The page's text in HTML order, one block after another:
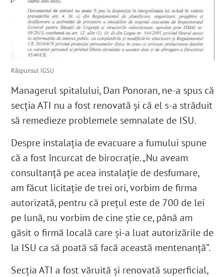
Răspunsul IGSU
Managerul spitalului, Dan Ponoran, ne-a spus că
secția ATI nu a fost renovată și că el s-a străduit
să remedieze problemele semnalate de ISU.
Despre instalația de evacuare a fumului spune
că a fost încurcat de birocrație. „Nu aveam
consultanță pe acea instalație de desfumare,
am făcut licitație de trei ori, vorbim de firma
autorizată, pentru că prețul este de 700 de lei
pe lună, nu vorbim de cine știe ce, până am
găsit o firmă locală care și-a luat autorizările de
la ISU ca să poată să facă această mentenanță”.
Secția ATI a fost văruită și renovată superficial,